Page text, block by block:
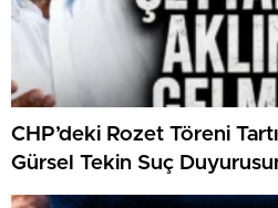
CHP’deki Rozet Töreni
Gürsel Tekin Suç